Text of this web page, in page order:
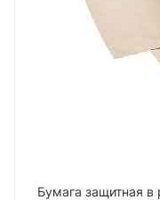
Бумага защитная